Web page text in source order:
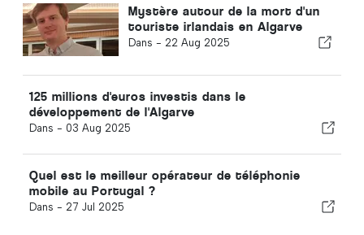
Mystère autour de la mort d'un
touriste irlandais en Algarve
Dans - 22 Aug 2025
125 millions d'euros investis dans le
développement de l'Algarve
Dans - 03 Aug 2025
Quel est le meilleur opérateur de téléphonie
mobile au Portugal ?
Dans - 27 Jul 2025